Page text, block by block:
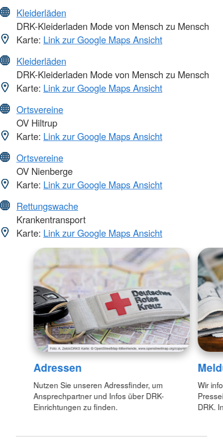
Kleiderläden
DRK-Kleiderladen Mode von Mensch zu Mensch
Karte: Link zur Google Maps Ansicht
Kleiderläden
DRK-Kleiderladen Mode von Mensch zu Mensch
Karte: Link zur Google Maps Ansicht
Ortsvereine
OV Hiltrup
Karte: Link zur Google Maps Ansicht
Ortsvereine
OV Nienberge
Karte: Link zur Google Maps Ansicht
Rettungswache
Krankentransport
Karte: Link zur Google Maps Ansicht
Adressen
Nutzen Sie unseren Adressfinder, um
Ansprechpartner und Infos über DRK-
Einrichtungen zu finden.
Wir
DRK.